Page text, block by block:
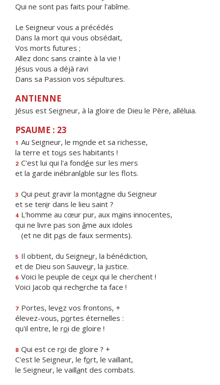
Qui ne sont pas faits pour l'abîme.
Le Seigneur vous a précédés
Dans la mort qui vous obsédait,
Vos morts futures ;
Allez donc sans crainte à la vie !
Jésus vous a déjà ravi
Dans sa Passion vos sépultures.
ANTIENNE
Jésus est Seigneur, à la gloire de Dieu le Père, alléluia.
PSAUME : 23
1 Au Seigneur, le monde et sa richesse,
la terre et tous ses habitants !
2 C'est lui qui l'a fondée sur les mers
et la garde inébranlable sur les flots.
3 Qui peut gravir la montagne du Seigneur
et se tenir dans le lieu saint ?
4 L'homme au cœur pur, aux mains innocentes,
qui ne livre pas son âme aux idoles
(et ne dit pas de faux serments).
5 Il obtient, du Seigneur, la bénédiction,
et de Dieu son Sauveur, la justice.
6 Voici le peuple de ceux qui le cherchent !
Voici Jacob qui recherche ta face !
7 Portes, levez vos frontons, +
élevez-vous, portes éternelles :
qu'il entre, le roi de gloire !
8 Qui est ce roi de gloire ? +
C'est le Seigneur, le fort, le vaillant,
le Seigneur, le vaillant des combats.